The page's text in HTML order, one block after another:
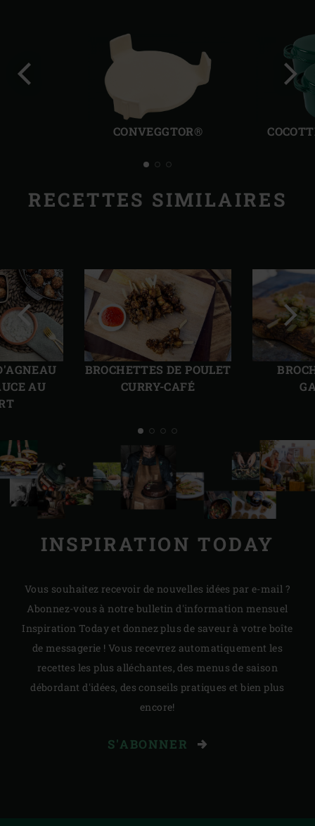
CONVEGGTOR®
RECETTES SIMILAIRES
AU
BROCHETTES DE POULET
CURRY-CAFÉ
Diapo
précédente
INSPIRATION TODAY
Vous souhaitez recevoir de nouvelles idées par e-mail ?
Abonnez-vous à notre bulletin d'information mensuel
Inspiration Today et donnez plus de saveur à votre boîte
de messagerie ! Vous recevrez automatiquement les
recettes les plus alléchantes, des menus de saison
débordant d'idées, des conseils pratiques et bien plus
encore!
S'ABONNER